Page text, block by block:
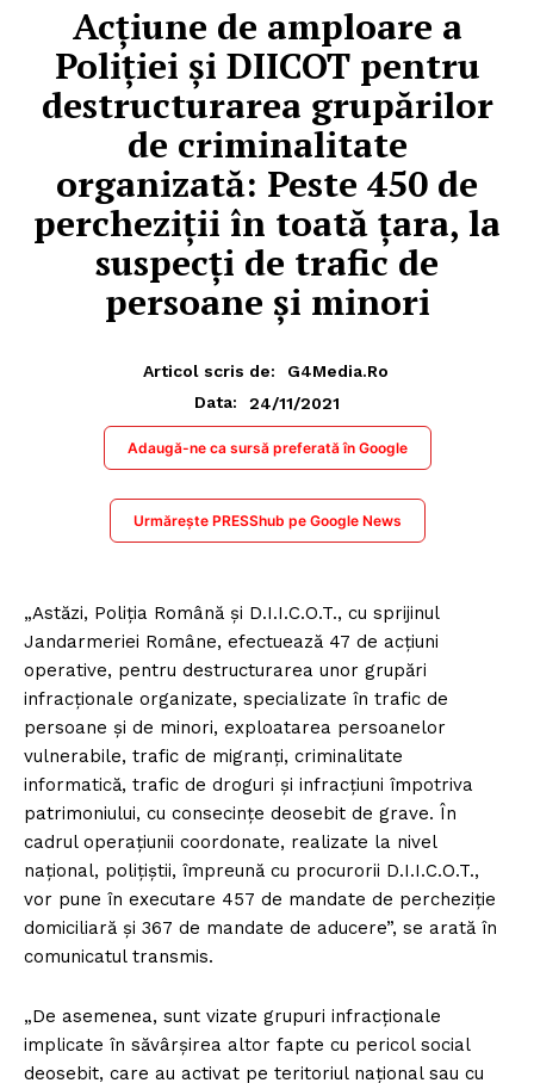
Acțiune de amploare a
Poliției și DIICOT pentru
destructurarea grupărilor
de criminalitate
organizată: Peste 450 de
percheziții în toată țara, la
suspecți de trafic de
persoane și minori
Articol scris de:
G4Media.ro
Data:
24/11/2021
Adaugă-ne ca sursă preferată în Google
Urmărește PRESShub pe Google News
„Astăzi, Poliția Română și D.I.I.C.O.T., cu sprijinul
Jandarmeriei Române, efectuează 47 de acțiuni
operative, pentru destructurarea unor grupări
infracționale organizate, specializate în trafic de
persoane și de minori, exploatarea persoanelor
vulnerabile, trafic de migranți, criminalitate
informatică, trafic de droguri și infracțiuni împotriva
patrimoniului, cu consecințe deosebit de grave. În
cadrul operațiunii coordonate, realizate la nivel
național, polițiștii, împreună cu procurorii D.I.I.C.O.T.,
vor pune în executare 457 de mandate de percheziție
domiciliară și 367 de mandate de aducere”, se arată în
comunicatul transmis.
„De asemenea, sunt vizate grupuri infracționale
implicate în săvârșirea altor fapte cu pericol social
deosebit, care au activat pe teritoriul național sau cu